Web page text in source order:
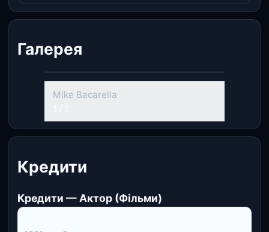
Галерея
Mike Bacarella
Кредити
Кредити — Актор (Фільми)